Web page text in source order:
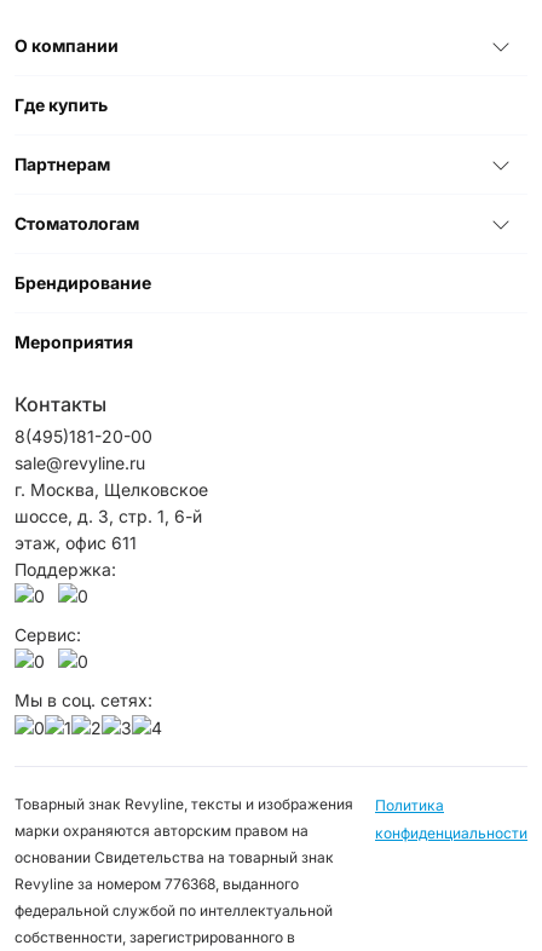
О компании
Где купить
Партнерам
Стоматологам
Брендирование
Мероприятия
Контакты
8(495)181-20-00
sale@revyline.ru
г. Москва, Щелковское
шоссе, д. 3, стр. 1, 6-й
этаж, офис 611
Поддержка:
Сервис:
Мы в соц. сетях:
Товарный знак Revyline, тексты и изображения
марки охраняются авторским правом на
основании Свидетельства на товарный знак
Revyline за номером 776368, выданного
федеральной службой по интеллектуальной
собственности, зарегистрированного в
Политика
конфиденциальности